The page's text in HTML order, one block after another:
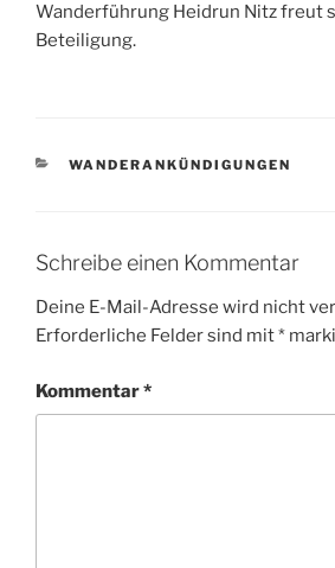
Wanderführung Heidrun Nitz freut
Beteiligung.
KATEGORIEN
WANDERANKÜNDIGUNGEN
Schreibe einen Kommentar
Deine E-Mail-Adresse wird nicht
Erforderliche Felder sind mit*
Kommentar*